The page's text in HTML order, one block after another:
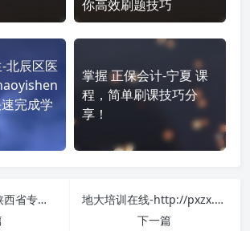
你高效刷题技巧
北辰区医
完成学
掌握 正保会计-宁夏 课
程，简单刷课技巧分
享！
提升学习效率！陕西省专业技术人员继续教育学习平台【面授考试】-http://jxjy01.xidian.edu.cn/ 刷课方法全揭秘
地大培训在线-http://pxzx.cug.edu.cn/ 课程学习无压力！教你高效刷题技巧
下一篇